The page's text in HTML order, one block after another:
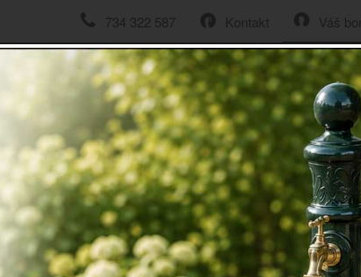
Váš
Kontakt
734 322 587
HLEDAT
Stolní hodiny na stojánku hortenzie
Stolní hodiny na stojánku
Stolní hodinyna kovovém stojánku s